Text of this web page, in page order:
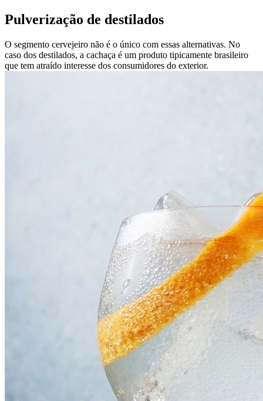
Pulverização de destilados
O segmento cervejeiro não é o único com essas alternativas. No
caso dos destilados, a cachaça é um produto tipicamente brasileiro
que tem atraído interesse dos consumidores do exterior.